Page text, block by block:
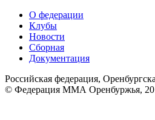
О федерации
Клубы
Новости
Сборная
Документация
Российская федерация,
© Федерация ММА Оренбуржья,